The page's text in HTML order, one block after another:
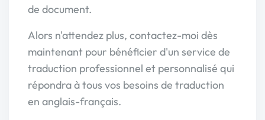
de document.
Alors n'attendez plus, contactez-moi dès
maintenant pour bénéficier d'un service de
traduction professionnel et personnalisé qui
répondra à tous vos besoins de traduction
en anglais-français.